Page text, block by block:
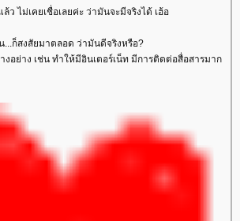
ว ไม่เคยเชื่อเลยค่ะ ว่ามันจะมีจริงได้ เฮ้อ
...ก็สงสัยมาตลอด ว่ามันดีจริงหรือ?
ย่าง เช่น ทำให้มีอินเตอร์เน็ท มีการติดต่อสื่อสารมาก